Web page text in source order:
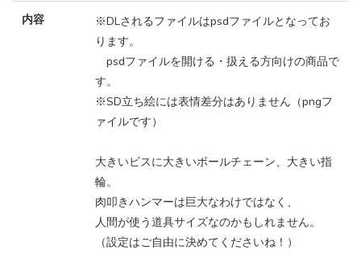
内容
※DLされるファイルはpsdファイルとなってお
ります。
psdファイルを開ける・扱える方向けの商品で
す。
※SD立ち絵には表情差分はありません（pngフ
ァイルです）
大きいビスに大きいボールチェーン、大きい指
輪。
肉叩きハンマーは巨大なわけではなく、
人間が使う道具サイズなのかもしれません。
（設定はご自由に決めてくださいね！）